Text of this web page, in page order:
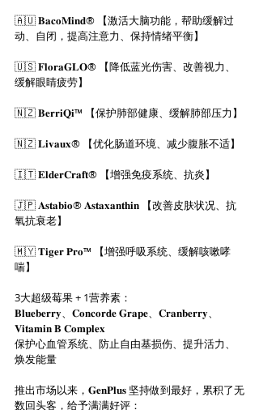
🇦🇺 𝐁𝐚𝐜𝐨𝐌𝐢𝐧𝐝® 【激活大脑功能，帮助缓解过
动、自闭，提高注意力、保持情绪平衡】
🇺🇸 𝐅𝐥𝐨𝐫𝐚𝐆𝐋𝐎® 【降低蓝光伤害、改善视力、
缓解眼睛疲劳】
🇳🇿 𝐁𝐞𝐫𝐫𝐢𝐐𝐢™ 【保护肺部健康、缓解肺部压力】
🇳🇿 𝐋𝐢𝐯𝐚𝐮𝐱® 【优化肠道环境、减少腹胀不适】
🇮🇹 𝐄𝐥𝐝𝐞𝐫𝐂𝐫𝐚𝐟𝐭® 【增强免疫系统、抗炎】
🇯🇵 𝐀𝐬𝐭𝐚𝐛𝐢𝐨® 𝐀𝐬𝐭𝐚𝐱𝐚𝐧𝐭𝐡𝐢𝐧 【改善皮肤状况、抗
氧抗衰老】
🇲🇾 𝐓𝐢𝐠𝐞𝐫 𝐏𝐫𝐨™ 【增强呼吸系统、缓解咳嗽哮
喘】
3大超级莓果 + 1营养素：
𝐁𝐥𝐮𝐞𝐛𝐞𝐫𝐫𝐲、𝐂𝐨𝐧𝐜𝐨𝐫𝐝𝐞 𝐆𝐫𝐚𝐩𝐞、𝐂𝐫𝐚𝐧𝐛𝐞𝐫𝐫𝐲、
𝐕𝐢𝐭𝐚𝐦𝐢𝐧 𝐁 𝐂𝐨𝐦𝐩𝐥𝐞𝐱
保护心血管系统、防止自由基损伤、提升活力、
焕发能量
推出市场以来，𝐆𝐞𝐧𝐏𝐥𝐮𝐬 坚持做到最好，累积了无
数回头客，给予满满好评：